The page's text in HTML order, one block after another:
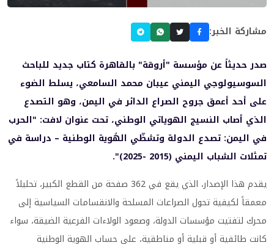
مشاركة الخبر:
صدر حديثاً عن مؤسسة "أروقة" بالقاهرة كتاب جديد للباحث
السوسيولوجي اليمني عيبان محمد السامعي، يسلط الضوء
على أحد أعمق جروح الصراع الدائر في اليمن، وهو التصدع
الذي أصاب النسيج الهوياتي الوطني، تحت عنوان لافت: "الحرب
في اليمن: تصدع الدولة وتشظّي الهُوية الوطنية – دراسة في
تمثلات الشباب اليمني (2015 -2025)".
يقدم هذا الإصدار، الذي يقع في 362 صفحة من القطع الكبير، تحليلاً
معمقاً لكيفية تحول الصراعات المسلحة والانقسامات السياسية إلى
محرك لتفتيت مؤسسات الدولة، وصعود الولاءات الفرعية الضيقة، سواء
كانت طائفية أو قبلية أو مناطقية، على حساب الهوية الوطنية